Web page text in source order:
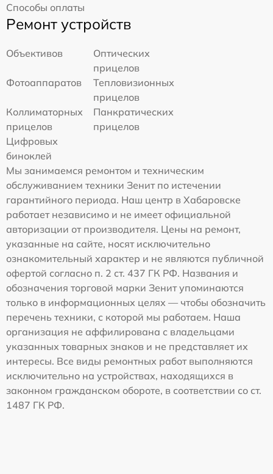
Способы оплаты
Ремонт устройств
Объективов
Оптических
прицелов
Фотоаппаратов
Тепловизионных
прицелов
Коллиматорных
прицелов
Панкратических
прицелов
Цифровых
биноклей
Мы занимаемся ремонтом и техническим
обслуживанием техники Зенит по истечении
гарантийного периода. Наш центр в Хабаровске
работает независимо и не имеет официальной
авторизации от производителя. Цены на ремонт,
указанные на сайте, носят исключительно
ознакомительный характер и не являются публичной
офертой согласно п. 2 ст. 437 ГК РФ. Названия и
обозначения торговой марки Зенит упоминаются
только в информационных целях — чтобы обозначить
перечень техники, с которой мы работаем. Наша
организация не аффилирована с владельцами
указанных товарных знаков и не представляет их
интересы. Все виды ремонтных работ выполняются
исключительно на устройствах, находящихся в
законном гражданском обороте, в соответствии со ст.
1487 ГК РФ.